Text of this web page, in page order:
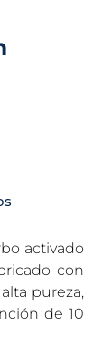
activado
con
pureza,
de 10